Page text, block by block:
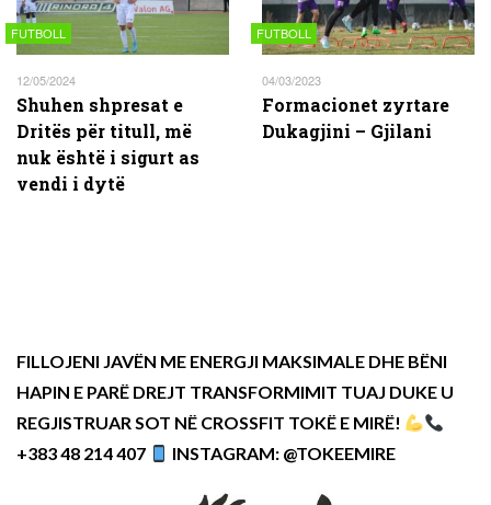
FUTBOLL
12/05/2024
Shuhen shpresat e
Dritës për titull, më
nuk është i sigurt as
vendi i dytë
FUTBOLL
04/03/2023
Formacionet zyrtare
Dukagjini – Gjilani
FILLOJENI JAVËN ME ENERGJI MAKSIMALE DHE BËNI
HAPIN E PARË DREJT TRANSFORMIMIT TUAJ DUKE U
REGJISTRUAR SOT NË CROSSFIT TOKË E MIRË!
+383 48 214 407
INSTAGRAM: @TOKEEMIRE